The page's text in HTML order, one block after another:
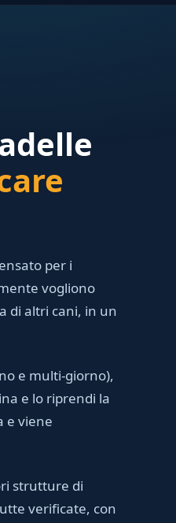
per i
vogliono
di altri cani, in un
e multi-giorno),
e lo riprendi la
e viene
strutture di
verificate, con